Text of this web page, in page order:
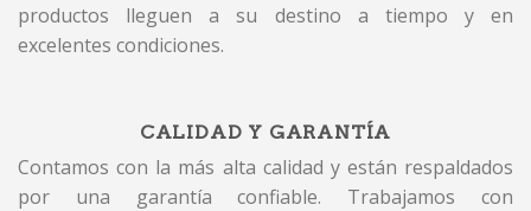
productos lleguen a su destino a tiempo y en
excelentes condiciones.
CALIDAD Y GARANTÍA
Contamos con la más alta calidad y están respaldados
por una garantía confiable. Trabajamos con